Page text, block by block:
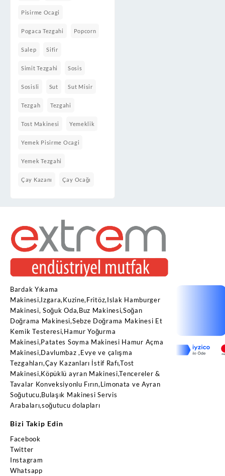
Pisirme Ocagi
Pogaca Tezgahi Popcorn
Salep Sifir
Simit Tezgahi Sosis
Sosisli Sut Sut Misir
Tezgah Tezgahi
Tost Makinesi Yemeklik
Yemek Pisirme Ocagi
Yemek Tezgahi
Çay Kazanı Çay Ocağı
Bardak Yıkama
Makinesi,Izgara,Kuzine,Fritöz,Islak Hamburger
Makinesi, Soğuk Oda,Buz Makinesi,Soğan
Doğrama Makinesi,Sebze Doğrama Makinesi Et
Kemik Testeresi,Hamur Yoğurma
Makinesi,Patates Soyma Makinesi Hamur Açma
Makinesi,Davlumbaz ,Evye ve çalışma
Tezgahları,Çay Kazanları İstif Rafı,Tost
Makinesi,Köpüklü ayran Makinesi,Tencereler &
Tavalar Konveksiyonlu Fırın,Limonata ve Ayran
Soğutucu,Bulaşık Makinesi Servis
Arabaları,soğutucu dolapları
Bizi Takip Edin
Facebook
Twitter
Instagram
Whatsapp